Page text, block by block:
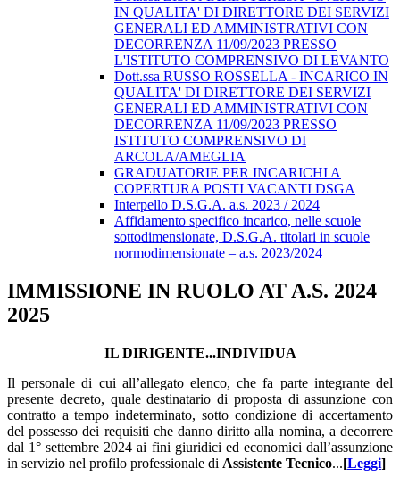
IN QUALITA' DI DIRETTORE DEI SERVIZI
GENERALI ED AMMINISTRATIVI CON
DECORRENZA 11/09/2023 PRESSO
L'ISTITUTO COMPRENSIVO DI LEVANTO
Dott.ssa RUSSO ROSSELLA - INCARICO IN
QUALITA' DI DIRETTORE DEI SERVIZI
GENERALI ED AMMINISTRATIVI CON
DECORRENZA 11/09/2023 PRESSO
ISTITUTO COMPRENSIVO DI
ARCOLA/AMEGLIA
GRADUATORIE PER INCARICHI A
COPERTURA POSTI VACANTI DSGA
Interpello D.S.G.A. a.s. 2023 / 2024
Affidamento specifico incarico, nelle scuole
sottodimensionate, D.S.G.A. titolari in scuole
normodimensionate – a.s. 2023/2024
IMMISSIONE IN RUOLO AT A.S. 2024
2025
IL DIRIGENTE...INDIVIDUA
Il personale di cui all’allegato elenco, che fa parte integrante del
presente decreto, quale destinatario di proposta di assunzione con
contratto a tempo indeterminato, sotto condizione di accertamento
del possesso dei requisiti che danno diritto alla nomina, a decorrere
dal 1° settembre 2024 ai fini giuridici ed economici dall’assunzione
in servizio nel profilo professionale di Assistente Tecnico...[Leggi]